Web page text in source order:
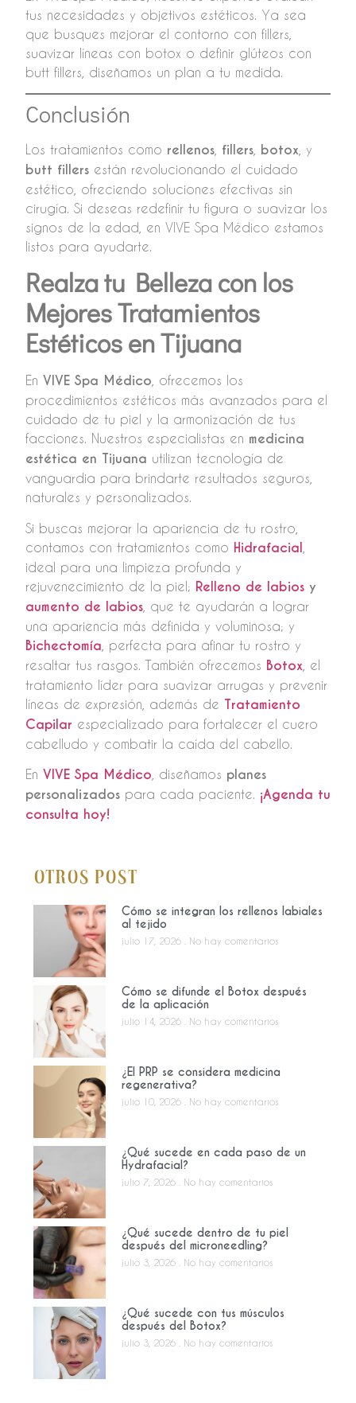
Otros Post
Cómo se integran los rellenos labiales
al tejido
julio 17, 2026 No hay comentarios
Cómo se difunde el Botox después
de la aplicación
julio 14, 2026 No hay comentarios
¿El PRP se considera medicina
regenerativa?
julio 10, 2026 No hay comentarios
¿Qué sucede en cada paso de un
Hydrafacial?
julio 7, 2026 No hay comentarios
¿Qué sucede dentro de tu piel
después del microneedling?
julio 3, 2026 No hay comentarios
¿Qué sucede con tus músculos
después del Botox?
julio 3, 2026 No hay comentarios
tus necesidades y objetivos estéticos. Ya sea
que busques mejorar el contorno con fillers,
suavizar líneas con botox o definir glúteos con
butt fillers, diseñamos un plan a tu medida.
Conclusión
Los tratamientos como rellenos fillers botox , y
butt fillers están revolucionando el cuidado
estético, ofreciendo soluciones efectivas sin
cirugía. Si deseas redefinir tu figura o suavizar los
signos de la edad, en VIVE Spa Médico estamos
listos para ayudarte.
Realza tu Belleza con los
Mejores Tratamientos
Estéticos en Tijuana
En VIVE Spa Médico , ofrecemos los
procedimientos estéticos más avanzados para el
cuidado de tu piel y la armonización de tus
facciones. Nuestros especialistas en medicina
estética en Tijuana utilizan tecnología de
vanguardia para brindarte resultados seguros,
naturales y personalizados.
Si buscas mejorar la apariencia de tu rostro,
contamos con tratamientos como Hidrafacial
ideal para una limpieza profunda y
rejuvenecimiento de la piel; Relleno de labios y
aumento de labios , que te ayudarán a lograr
una apariencia más definida y voluminosa; y
Bichectomía , perfecta para afinar tu rostro y
resaltar tus rasgos. También ofrecemos Botox , el
tratamiento líder para suavizar arrugas y prevenir
líneas de expresión, además de Tratamiento
Capilar especializado para fortalecer el cuero
cabelludo y combatir la caída del cabello.
En VIVE Spa Médico , diseñamos planes
personalizados para cada paciente. ¡Agenda tu
consulta hoy!